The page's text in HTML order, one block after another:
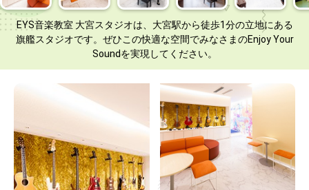
EYS音楽教室 大宮スタジオは、大宮駅から徒歩1分の立地にある
旗艦スタジオです。ぜひこの快適な空間でみなさまのEnjoy Your
Soundを実現してください。